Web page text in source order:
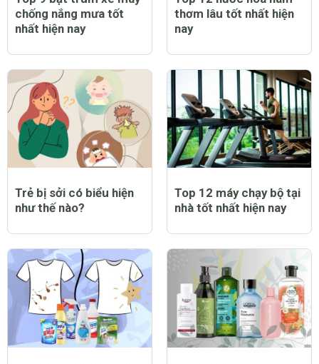
chống nắng mưa tốt
nhất hiện nay
thơm lâu tốt nhất hiện
nay
Trẻ bị sởi có biểu hiện
như thế nào?
Top 12 máy chạy bộ tại
nhà tốt nhất hiện nay